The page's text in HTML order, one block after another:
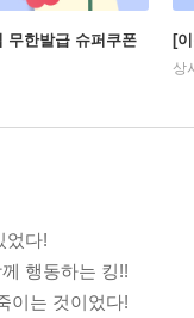
무한발급 슈퍼쿠폰 [
상
었다!
행동하는 킹!!
이는 것이었다!